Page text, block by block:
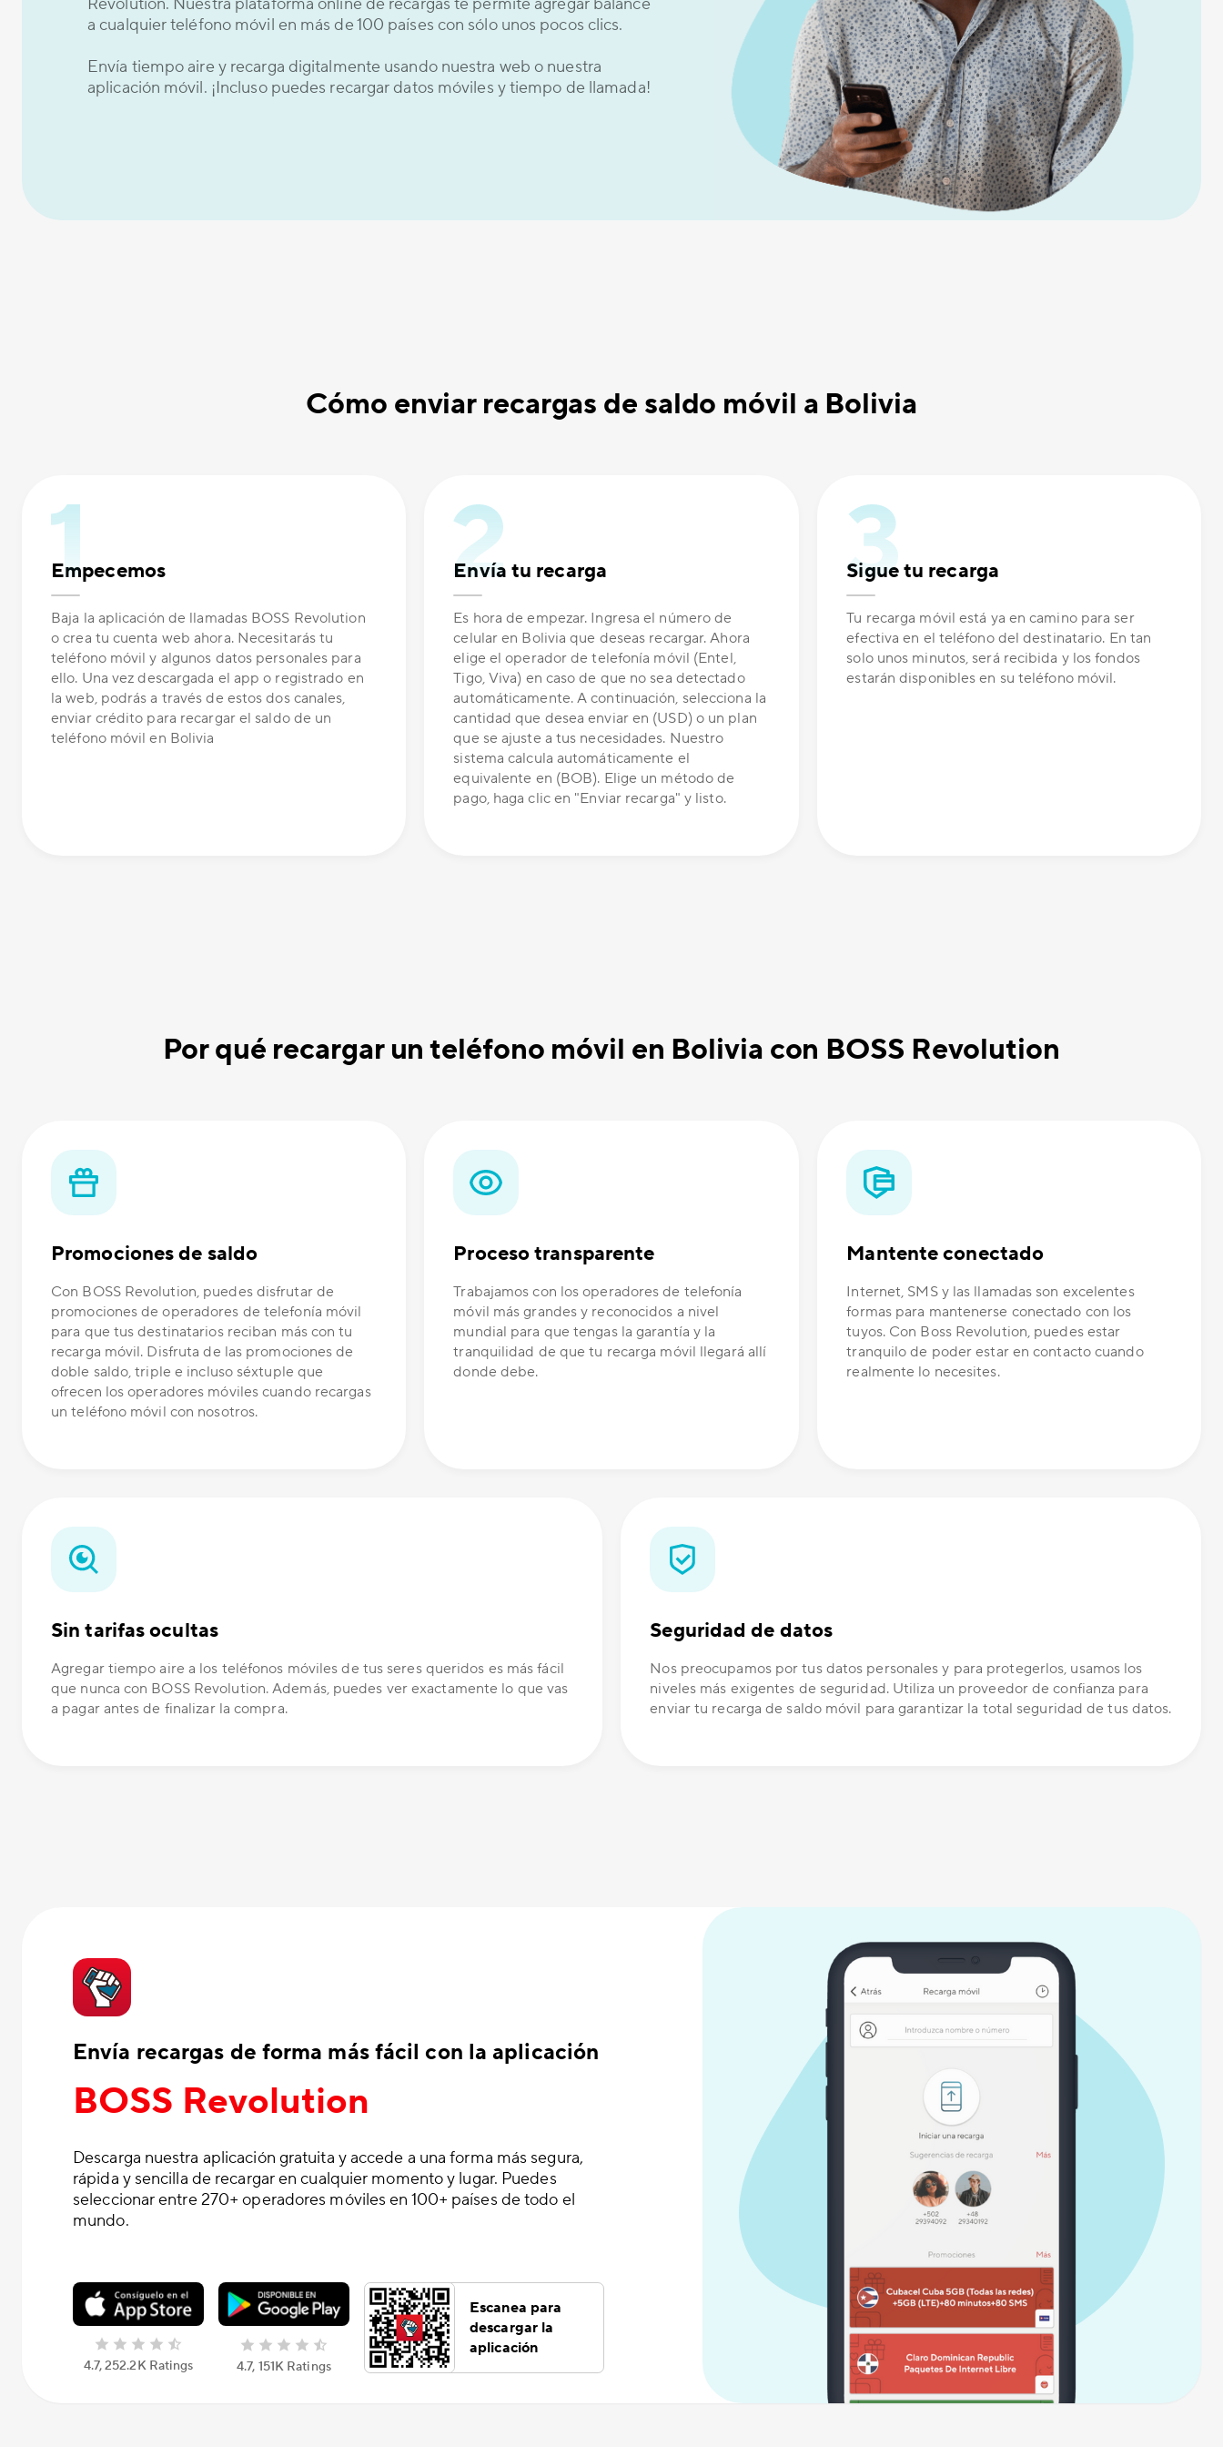
a cualquier teléfono móvil en más de 100 países con sólo unos pocos clics.
Envía tiempo aire y recarga digitalmente usando nuestra web o nuestra
aplicación móvil. ¡Incluso puedes recargar datos móviles y tiempo de llamada!
Cómo enviar recargas de saldo móvil a Bolivia
Empecemos
Baja la aplicación de llamadas BOSS Revolution
o crea tu cuenta web ahora. Necesitarás tu
teléfono móvil y algunos datos personales para
ello. Una vez descargada el app o registrado en
la web, podrás a través de estos dos canales,
enviar crédito para recargar el saldo de un
teléfono móvil en Bolivia
Envía tu recarga
Es hora de empezar. Ingresa el número de
celular en Bolivia que deseas recargar. Ahora
elige el operador de telefonía móvil (Entel,
Tigo, Viva) en caso de que no sea detectado
automáticamente. A continuación, selecciona la
cantidad que desea enviar en (USD) o un plan
que se ajuste a tus necesidades. Nuestro
sistema calcula automáticamente el
equivalente en (BOB). Elige un método de
pago, haga clic en "Enviar recarga" y listo.
Sigue tu recarga
Tu recarga móvil está ya en camino para ser
efectiva en el teléfono del destinatario. En tan
solo unos minutos, será recibida y los fondos
estarán disponibles en su teléfono móvil.
Por qué recargar un teléfono móvil en Bolivia con BOSS Revolution
Promociones de saldo
Con BOSS Revolution, puedes disfrutar de
promociones de operadores de telefonía móvil
para que tus destinatarios reciban más con tu
recarga móvil. Disfruta de las promociones de
doble saldo, triple e incluso séxtuple que
ofrecen los operadores móviles cuando recargas
un teléfono móvil con nosotros.
Proceso transparente
Trabajamos con los operadores de telefonía
móvil más grandes y reconocidos a nivel
mundial para que tengas la garantía y la
tranquilidad de que tu recarga móvil llegará allí
donde debe.
Mantente conectado
Internet, SMS y las llamadas son excelentes
formas para mantenerse conectado con los
tuyos. Con Boss Revolution, puedes estar
tranquilo de poder estar en contacto cuando
realmente lo necesites.
Sin tarifas ocultas
Agregar tiempo aire a los teléfonos móviles de tus seres queridos es más fácil
que nunca con BOSS Revolution. Además, puedes ver exactamente lo que vas
a pagar antes de finalizar la compra.
Seguridad de datos
Nos preocupamos por tus datos personales y para protegerlos, usamos los
niveles más exigentes de seguridad. Utiliza un proveedor de confianza para
enviar tu recarga de saldo móvil para garantizar la total seguridad de tus datos.
Envía recargas de forma más fácil con la aplicación
BOSS Revolution
Descarga nuestra aplicación gratuita y accede a una forma más segura,
rápida y sencilla de recargar en cualquier momento y lugar. Puedes
seleccionar entre 270+ operadores móviles en 100+ países de todo el
mundo.
4.7, 252.2K Ratings 4.7, 151K Ratings
Escanea para
descargar la
aplicación